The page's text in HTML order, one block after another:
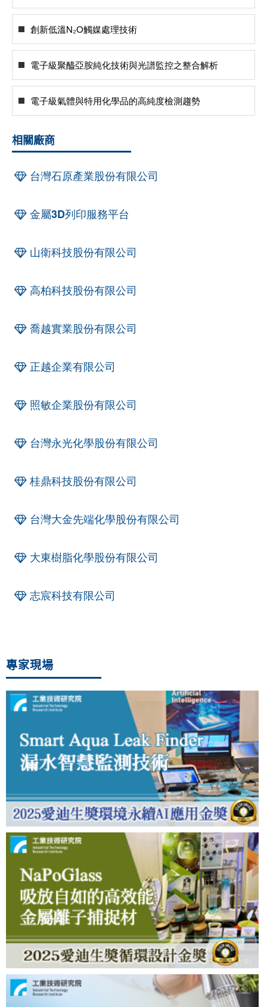
創新低溫N₂O觸媒處理技術
電子級聚醯亞胺純化技術與光譜監控之整合解析
電子級氣體與特用化學品的高純度檢測趨勢
相關廠商
台灣石原產業股份有限公司
金屬3D列印服務平台
山衛科技股份有限公司
高柏科技股份有限公司
喬越實業股份有限公司
正越企業有限公司
照敏企業股份有限公司
台灣永光化學股份有限公司
桂鼎科技股份有限公司
台灣大金先端化學股份有限公司
大東樹脂化學股份有限公司
志宸科技有限公司
專家現場